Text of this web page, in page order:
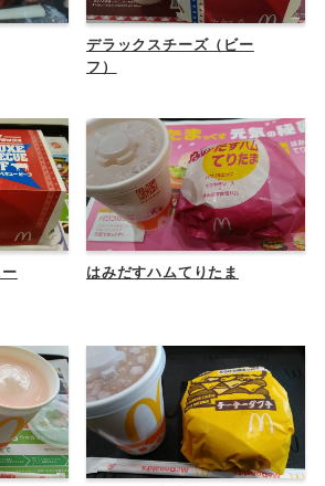
デラックスチーズ（ビー
フ）
はみだすハムてりたま